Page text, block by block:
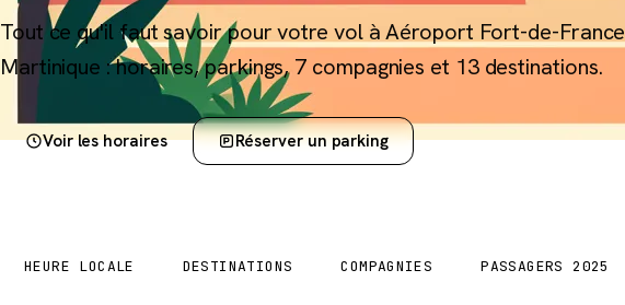
Tout ce qu'il faut savoir pour votre vol à Aéroport Fort-de-France
Martinique : horaires, parkings, 7 compagnies et 13 destinations.
Voir les horaires Réserver un parking
HEURE LOCALE DESTINATIONS COMPAGNIES PASSAGERS 2025